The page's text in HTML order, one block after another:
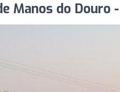
Manos do Douro